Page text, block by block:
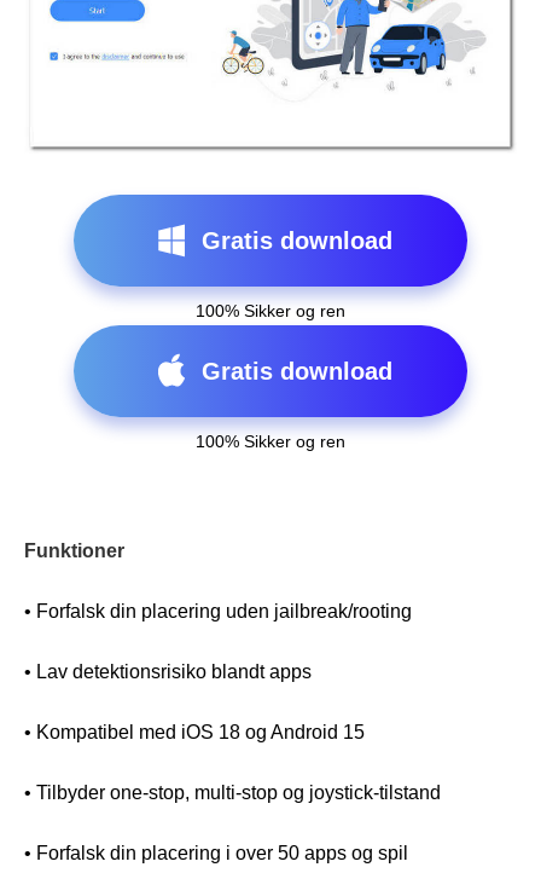
Gratis download
100% Sikker og ren
Gratis download
100% Sikker og ren
Funktioner
• Forfalsk din placering uden jailbreak/rooting
• Lav detektionsrisiko blandt apps
• Kompatibel med iOS 18 og Android 15
• Tilbyder one-stop, multi-stop og joystick-tilstand
• Forfalsk din placering i over 50 apps og spil